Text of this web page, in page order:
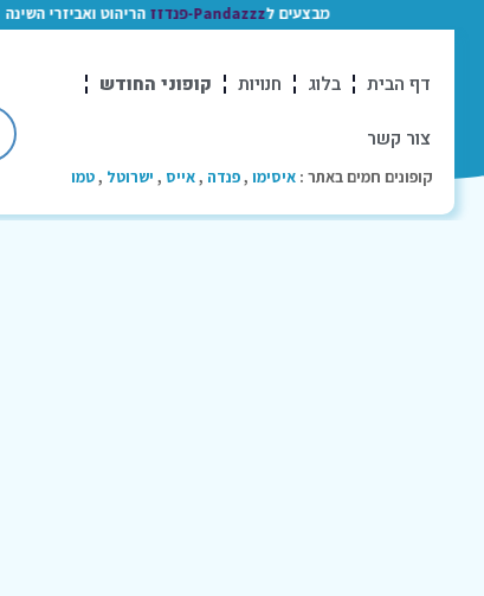
מבצעים לPandazzz-פנדזז הריהוט ואביזרי השינה
דף הבית בלוג חנויות קופוני החודש
צור קשר
קופונים חמים באתר : איסימו ,פנדה ,אייס , ישרוטל ,טמו